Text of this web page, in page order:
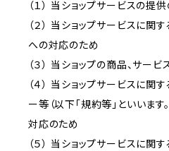
（１） 当ショップサービスの提
（２） 当ショップサービスに関
への対応のため
（３） 当ショップの商品、サー
（４） 当ショップサービスに関
ー等（以下「規約等」といいま
対応のため
（５） 当ショップサービスに